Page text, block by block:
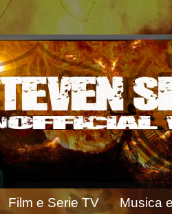
Film e Serie TV Musica